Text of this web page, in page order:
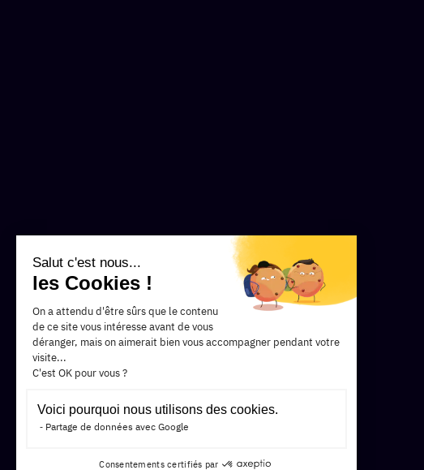
Salut c'est nous...
les Cookies !
On a attendu d'être sûrs que le contenu
de ce site vous intéresse avant de vous
déranger, mais on aimerait bien vous accompagner pendant votre
visite...
C'est OK pour vous ?
Voici pourquoi nous utilisons des cookies.
Partage de données avec Google
Consentements certifiés par